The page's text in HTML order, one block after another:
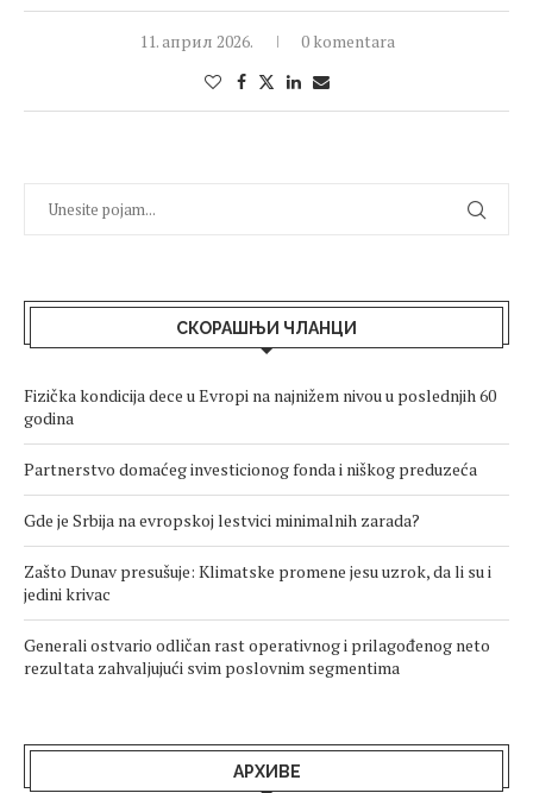
11. април 2026. 0 komentara
СКОРАШЊИ ЧЛАНЦИ
Fizička kondicija dece u Evropi na najnižem nivou u poslednjih 60
godina
Partnerstvo domaćeg investicionog fonda i niškog preduzeća
Gde je Srbija na evropskoj lestvici minimalnih zarada?
Zašto Dunav presušuje: Klimatske promene jesu uzrok, da li su i
jedini krivac
Generali ostvario odličan rast operativnog i prilagođenog neto
rezultata zahvaljujući svim poslovnim segmentima
АРХИВЕ